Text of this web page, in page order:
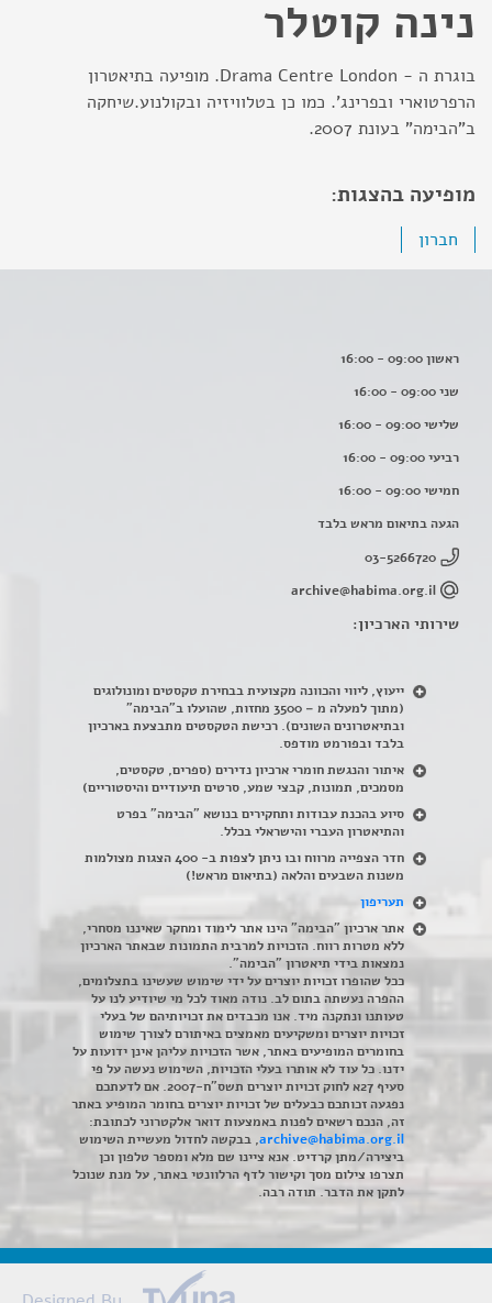
נינה קוטלר
בוגרת ה - Drama Centre London. מופיעה בתיאטרון
הרפרטוארי ובפרינג'. כמו כן בטלוויזיה ובקולנוע.שיחקה
ב"הבימה" בעונת 2007.
מופיעה בהצגות:
חברון
ראשון 09:00 - 16:00
שני 09:00 - 16:00
שלישי 09:00 - 16:00
רביעי 09:00 - 16:00
חמישי 09:00 - 16:00
הגעה בתיאום מראש בלבד
03-5266720
archive@habima.org.il
שירותי הארכיון:
ייעוץ, ליווי והכוונה מקצועית בבחירת טקסטים ומונולוגים
(מתוך למעלה מ – 3500 מחזות, שהועלו ב"הבימה"
ובתיאטרונים השונים). רכישת הטקסטים מתבצעת בארכיון
בלבד ובפורמט מודפס.
איתור והנגשת חומרי ארכיון נדירים (ספרים, טקסטים,
מסמכים, תמונות, קבצי שמע, סרטים תיעודיים והיסטוריים)
סיוע בהכנת עבודות ותחקירים בנושא "הבימה" בפרט
והתיאטרון העברי והישראלי בכלל.
חדר הצפייה מרווח ובו ניתן לצפות ב- 400 הצגות מצולמות
משנות השבעים והלאה (בתיאום מראש!)
תעריפון
אתר ארכיון "הבימה" הינו אתר לימוד ומחקר שאיננו מסחרי,
ללא מטרות רווח. הזכויות למרבית התמונות שבאתר הארכיון
נמצאות בידי תיאטרון "הבימה".
ככל שהופרו זכויות יוצרים על ידי שימוש שעשינו בתצלומים,
ההפרה נעשתה בתום לב. נודה מאוד לכל מי שיודיע לנו על
טעותנו ונתקנה מיד. אנו מכבדים את זכויותיהם של בעלי
זכויות יוצרים ומשקיעים מאמצים באיתורם לצורך שימוש
בחומרים המופיעים באתר, אשר הזכויות עליהן אינן ידועות על
ידנו. כל עוד לא אותרו בעלי הזכויות, השימוש נעשה על פי
סעיף 27א לחוק זכויות יוצרים תשס"ח-2007. אם לדעתכם
נפגעה זכותכם כבעלים של זכויות יוצרים בחומר המופיע באתר
זה, הנכם רשאים לפנות באמצעות דואר אלקטרוני לכתובת:
archive@habima.org.il, בבקשה לחדול מעשיית השימוש
ביצירה/מתן קרדיט. אנא ציינו שם מלא ומספר טלפון וכן
תצרפו צילום מסך וקישור לדף הרלוונטי באתר, על מנת שנוכל
לתקן את הדבר. תודה רבה.